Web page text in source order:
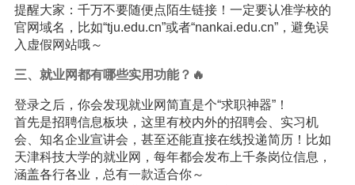
提醒大家：千万不要随便点陌生链接！一定要认准学校的
官网域名，比如“tju.edu.cn”或者“nankai.edu.cn”，避免误
入虚假网站哦～
三、就业网都有哪些实用功能？🔥
登录之后，你会发现就业网简直是个“求职神器”！
首先是招聘信息板块，这里有校内外的招聘会、实习机
会、知名企业宣讲会，甚至还能直接在线投递简历！比如
天津科技大学的就业网，每年都会发布上千条岗位信息，
涵盖各行各业，总有一款适合你～